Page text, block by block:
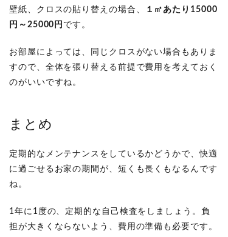
壁紙、クロスの貼り替えの場合、
１㎡あたり15000
円～25000円 です。
お部屋によっては、同じクロスがない場合もありま
すので、全体を張り替える前提で費用を考えておく
のがいいですね。
まとめ
定期的なメンテナンスをしているかどうかで、快適
に過ごせるお家の期間が、短くも長くもなるんです
ね。
1年に1度の、定期的な自己検査をしましょう。負
担が大きくならないよう、費用の準備も必要です。